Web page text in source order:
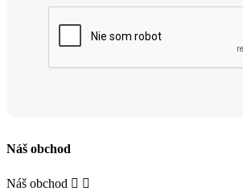
Náš obchod
Náš obchod  